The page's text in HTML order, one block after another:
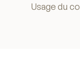
Usage du